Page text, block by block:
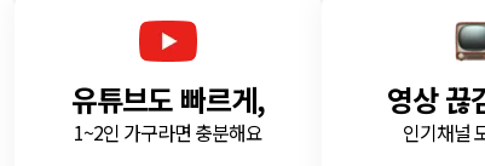
유튜브도 빠르게,
1~2인 가구라면 충분해요
영상 끊
인기채널